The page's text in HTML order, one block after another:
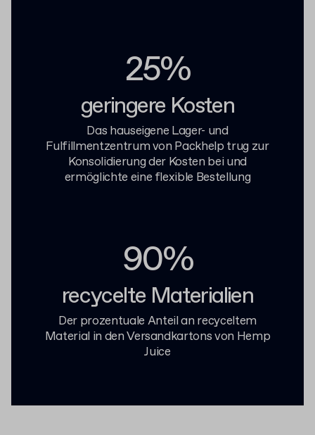
25%
geringere Kosten
Das hauseigene Lager- und
Fulfillmentzentrum von Packhelp trug zur
Konsolidierung der Kosten bei und
ermöglichte eine flexible Bestellung
90%
recycelte Materialien
Der prozentuale Anteil an recyceltem
Material in den Versandkartons von Hemp
Juice